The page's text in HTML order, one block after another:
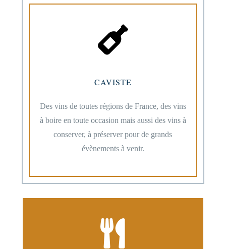

CAVISTE
Des vins de toutes régions de France, des vins
à boire en toute occasion mais aussi des vins à
conserver, à préserver pour de grands
évènements à venir.
